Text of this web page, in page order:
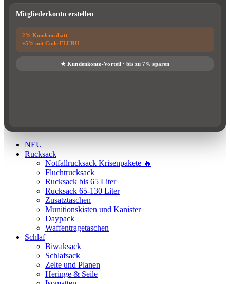
Mitgliederkonto erstellen
NEU
Rucksack
Notfallrucksack Krisenpakete 🔥
Fluchtrucksack
Rucksack bis 65 Liter
Rucksack 65-130 Liter
Zusatztaschen
Munitionskisten und Kanister
Daypack
Waffentragetaschen
Schlaf
Biwaksack
Schlafsack
Zelte und Planen
Heringe & Seile